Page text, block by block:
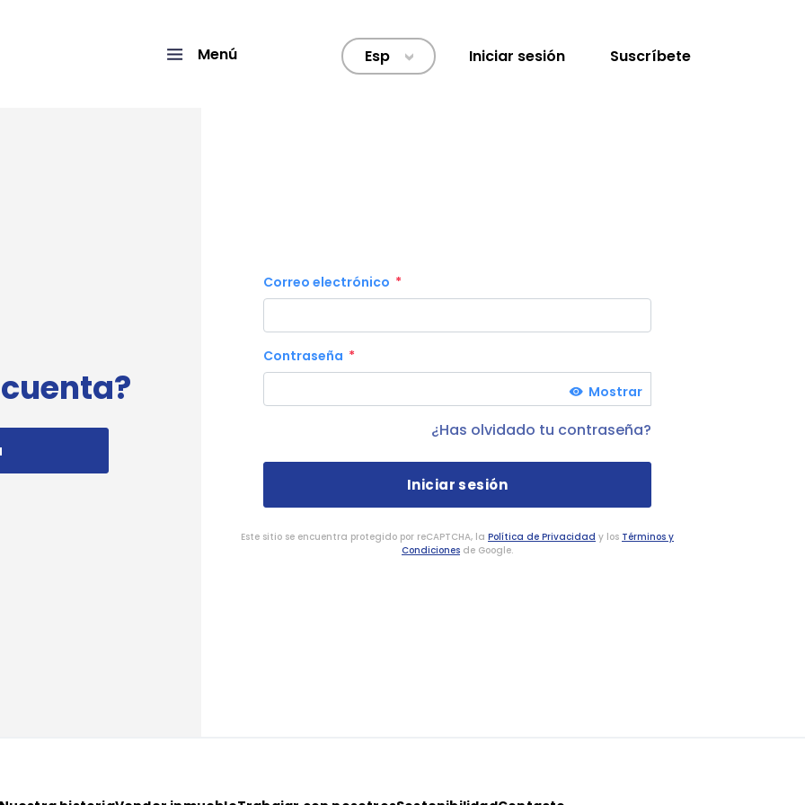
Menú Esp > Iniciar sesión Suscríbete
Correo electrónico
Contraseña
Mostrar
¿Has olvidado tu contraseña?
Este sitio se encuentra protegido por reCAPTCHA, la Política de Privacidad y los Términos y
Condiciones de Google.